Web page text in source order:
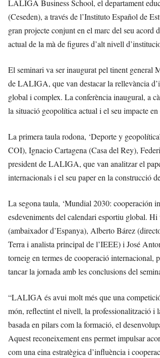
LALIGA Business School, el departament
(Ceseden), a través de l’Instituto Español de
gran projecte conjunt en el marc del seu acord
actual de la mà de figures d’alt nivell
El seminari va ser inaugurat pel tinent general
de LALIGA, que van destacar la rellevància
global i complex. La conferència inaugural, a
la situació geopolítica actual i el seu impacte
La primera taula rodona, ‘Deporte y
COI), Ignacio Cartagena (Casa del Rey),
president de LALIGA, que van analitzar el
internacionals i el seu paper en la construcció
La segona taula, ‘Mundial 2030: cooperación
esdeveniments del calendari esportiu global.
(ambaixador d’Espanya), Alberto Bárez
Terra i analista principal de l’IEEE) i José
torneig en termes de cooperació
tancar la jornada amb les conclusions del
“LALIGA és avui molt més que una
món, reflectint el nivell, la professionalització i
basada en pilars com la formació, el
Aquest reconeixement ens permet impulsar
com una eina estratègica d’influència i